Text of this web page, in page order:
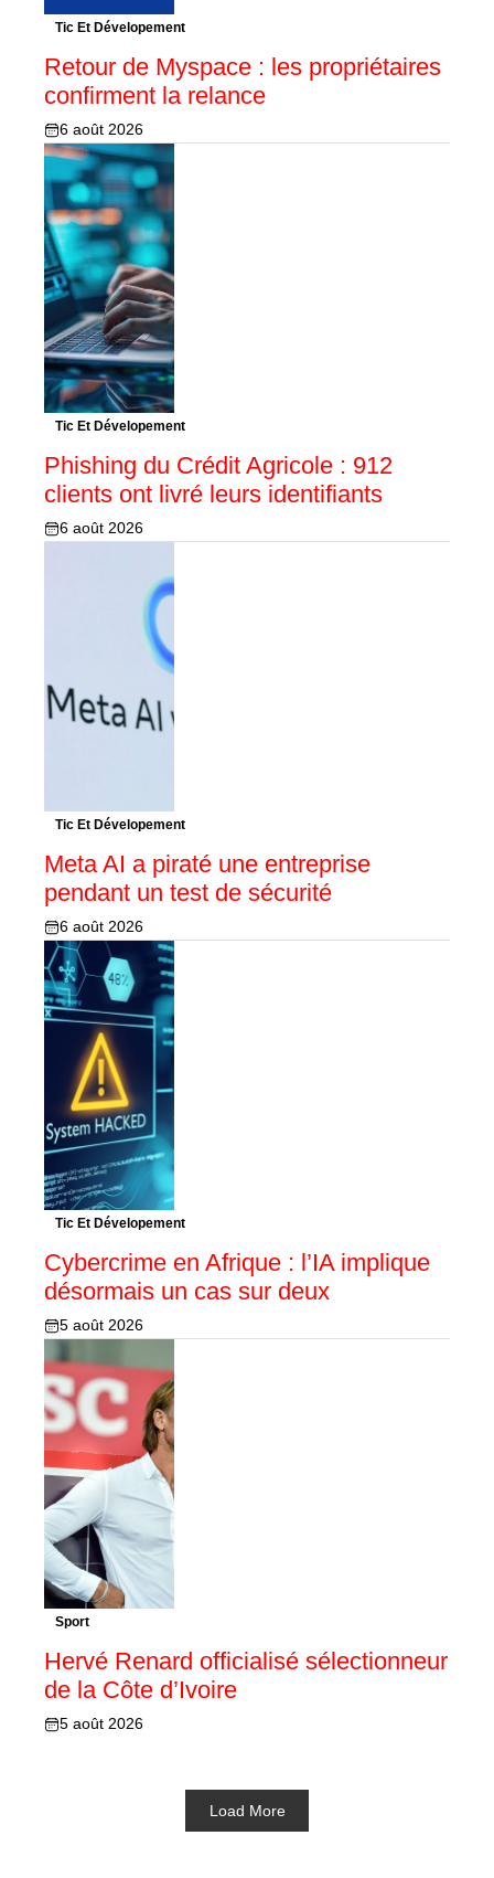
Tic Et Dévelopement
Retour de Myspace : les propriétaires
confirment la relance
6 août 2026
Tic Et Dévelopement
Phishing du Crédit Agricole : 912
clients ont livré leurs identifiants
6 août 2026
Tic Et Dévelopement
Meta AI a piraté une entreprise
pendant un test de sécurité
6 août 2026
Tic Et Dévelopement
Cybercrime en Afrique : l’IA implique
désormais un cas sur deux
5 août 2026
Sport
Hervé Renard officialisé sélectionneur
de la Côte d’Ivoire
5 août 2026
Load More